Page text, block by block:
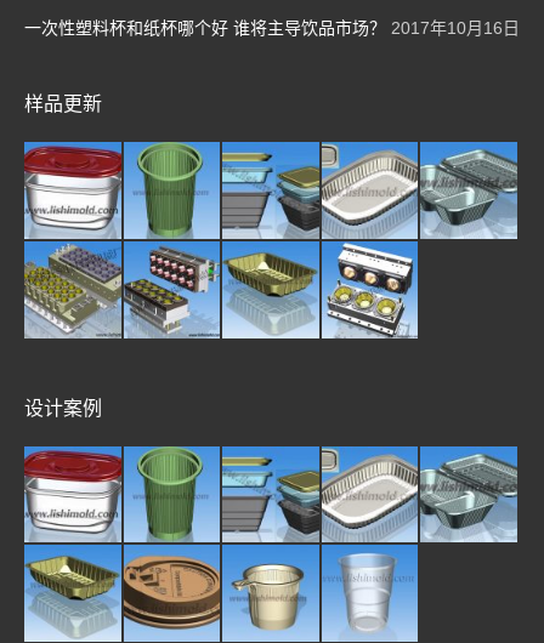
一次性塑料杯和纸杯哪个好 谁将主导饮品市场？ 2017年10月16日
样品更新
设计案例